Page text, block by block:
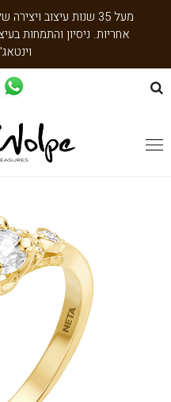
מעל 35 שנות עיצוב
אחריות. ניסיון והתמחות